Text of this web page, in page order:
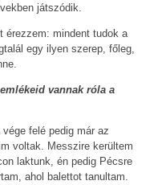
játszódik.
érezzem: mindent tudok a
egy ilyen szerep, főleg,
vannak róla a
felé pedig már az
voltak. Messzire kerültem
laktunk, én pedig Pécsre
ahol balettot tanultam.